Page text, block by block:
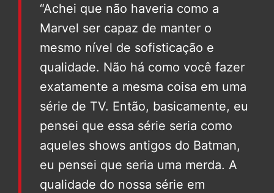
“Achei que não haveria como a
Marvel ser capaz de manter o
mesmo nível de sofisticação e
qualidade. Não há como você fazer
exatamente a mesma coisa em uma
série de TV. Então, basicamente, eu
pensei que essa série seria como
aqueles shows antigos do Batman,
eu pensei que seria uma merda. A
qualidade do nossa série em